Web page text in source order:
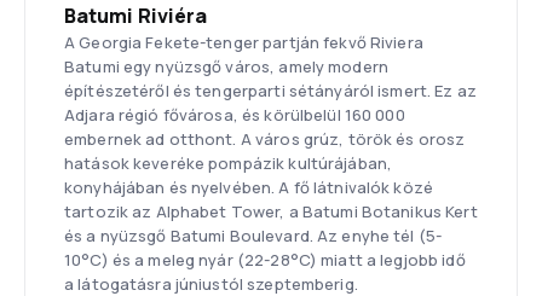
Batumi Riviéra
A Georgia Fekete-tenger partján fekvő Riviera
Batumi egy nyüzsgő város, amely modern
építészetéről és tengerparti sétányáról ismert. Ez az
Adjara régió fővárosa, és körülbelül 160 000
embernek ad otthont. A város grúz, török és orosz
hatások keveréke pompázik kultúrájában,
konyhájában és nyelvében. A fő látnivalók közé
tartozik az Alphabet Tower, a Batumi Botanikus Kert
és a nyüzsgő Batumi Boulevard. Az enyhe tél (5-
10°C) és a meleg nyár (22-28°C) miatt a legjobb idő
a látogatásra júniustól szeptemberig.